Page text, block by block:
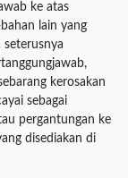
ke atas
lain yang
kerosakan
sebagai
pergantungan ke
disediakan di